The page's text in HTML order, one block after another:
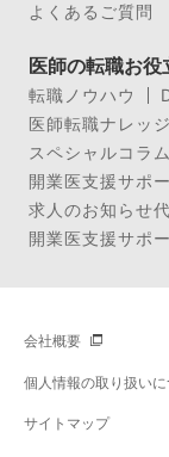
よくあるご質問
医師の転職お役
転職ノウハウ
医師転職ナレッジ
スペシャルコラム
開業医支援サポ
求人のお知らせ
開業医支援サポ
会社概要
個人情報の取り扱い
サイトマップ